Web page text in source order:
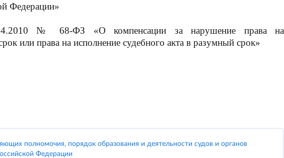
Федерации»
№ 68-ФЗ «О компенсации за нарушение права на
или права на исполнение судебного акта в разумный срок»
полномочия, порядок образования и деятельности судов и органов
Федерации